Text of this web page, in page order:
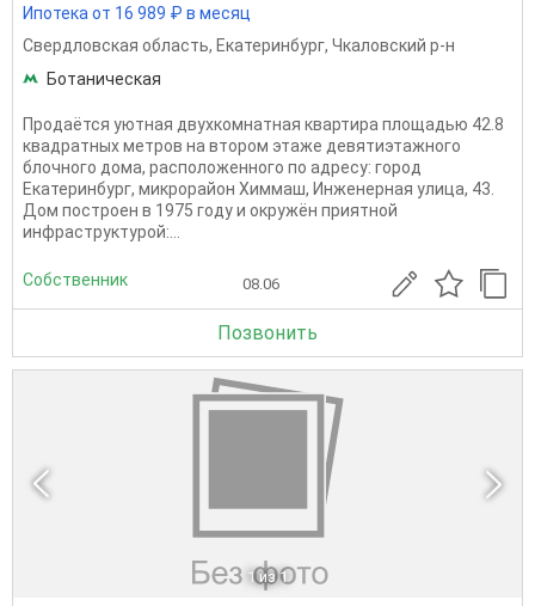
Ипотека от 16 989 ₽ в месяц
Свердловская область, Екатеринбург, Чкаловский р-н
Ботаническая
Продаётся уютная двухкомнатная квартира площадью 42.8
квадратных метров на втором этаже девятиэтажного
блочного дома, расположенного по адресу: город
Екатеринбург, микрорайон Химмаш, Инженерная улица, 43.
Дом построен в 1975 году и окружён приятной
инфраструктурой:...
Собственник 08.06
Позвонить
1 из 1